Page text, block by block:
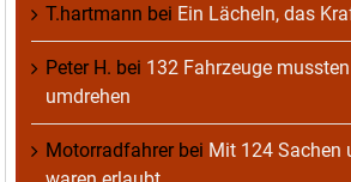
T.hartmann bei Ein Lächeln, das
Peter H. bei 132 Fahrzeuge
umdrehen
Motorradfahrerbei Mit 124 Sachen